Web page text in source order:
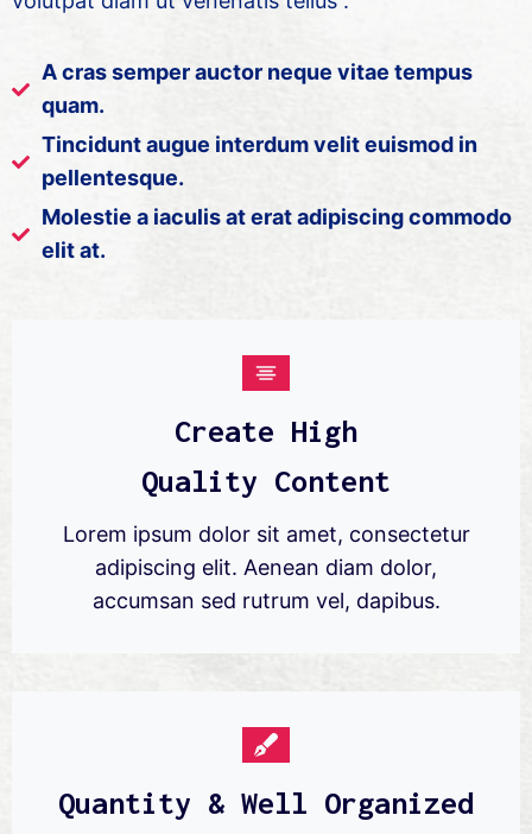
A cras semper auctor neque vitae tempus
quam.
Tincidunt augue interdum velit euismod in
pellentesque.
Molestie a iaculis at erat adipiscing commodo
elit at.
Create High
Quality Content
Lorem ipsum dolor sit amet, consectetur
adipiscing elit. Aenean diam dolor,
accumsan sed rutrum vel, dapibus.
Quantity & Well Organized